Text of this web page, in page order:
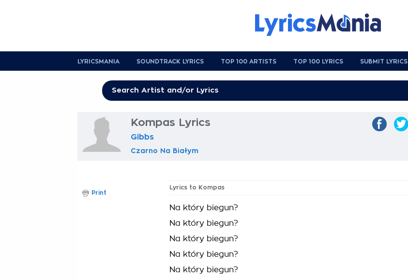
LYRICSMANIA SOUNDTRACK LYRICS TOP 100 ARTISTS TOP 100 LYRICS SUBMIT LYRICS
Kompas Lyrics
Gibbs
Czarno Na Białym
Lyrics to Kompas
Na który biegun?
Na który biegun?
Na który biegun?
Na który biegun?
Na który biegun?
Print